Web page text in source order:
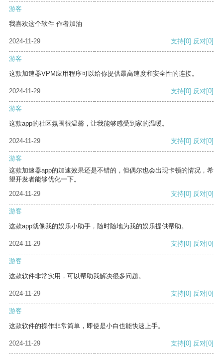
游客
我喜欢这个软件 作者加油
2024-11-29 支持[0] 反对[0]
游客
这款加速器VPM应用程序可以给你提供最高速度和安全性的连接。
2024-11-29 支持[0] 反对[0]
游客
这款app的社区氛围很温馨，让我能够感受到家的温暖。
2024-11-29 支持[0] 反对[0]
游客
这款加速器app的加速效果还是不错的，但偶尔也会出现卡顿的情况，希
望开发者能够优化一下。
2024-11-29
支持[0] 反对[0]
游客
这款app就像我的娱乐小助手，随时随地为我的娱乐提供帮助。
2024-11-29 支持[0] 反对[0]
游客
这款软件非常实用，可以帮助我解决很多问题。
2024-11-29 支持[0] 反对[0]
游客
这款软件的操作非常简单，即使是小白也能快速上手。
2024-11-29 支持[0] 反对[0]